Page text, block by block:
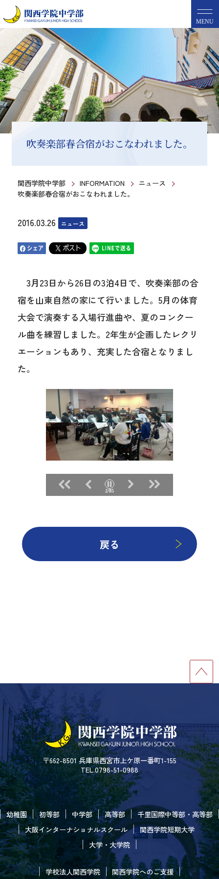
MENU
吹奏楽部春合宿がおこなわれました。
関西学院中学部 INFORMATION
ニュース
吹奏楽部春合宿がおこなわれました。
2016.03.26 ニュース
3月23日から26日の3泊4日で、吹奏楽部の合
宿を山東自然の家にて行いました。5月の体育
大会で演奏する入場行進曲や、夏のコンクー
ル曲を練習しました。2年生が企画したレクリ
エーションもあり、充実した合宿となりまし
た。
2/85
戻る
〒662-8501 兵庫県西宮市上ケ原一番町1-155
TEL.0798-51-0988
幼稚園 初等部 中学部 高等部
千里国際中等部・高等部
大阪インターナショナルスクール
関西学院短期大学
大学・大学院
学校法人関西学院 関西学院へのご支援